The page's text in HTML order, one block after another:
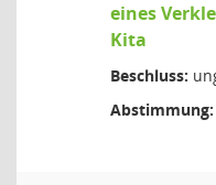
eines
Kita
Beschluss:
Abstimmung: